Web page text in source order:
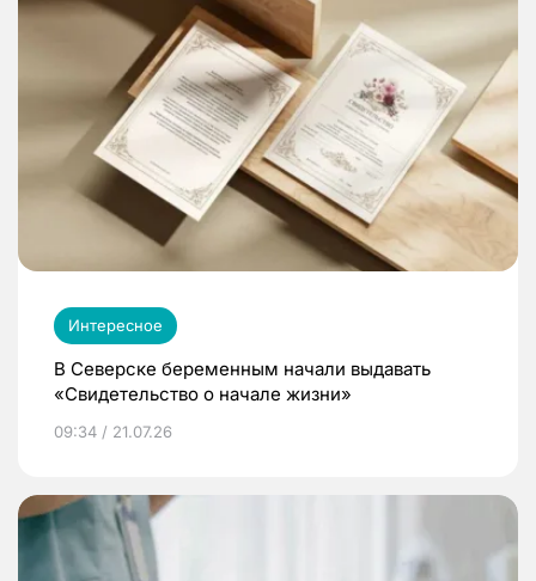
Интересное
В Северске беременным начали выдавать
«Свидетельство о начале жизни»
09:34 / 21.07.26